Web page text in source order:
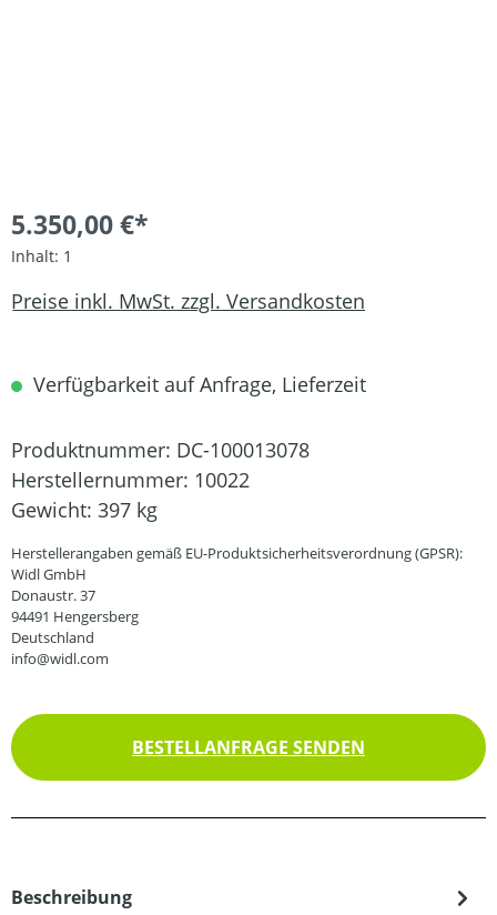
5.350,00 €*
Inhalt: 1
Preise inkl. MwSt. zzgl. Versandkosten
Verfügbarkeit auf Anfrage, Lieferzeit
Produktnummer: DC-100013078
Herstellernummer: 10022
Gewicht: 397 kg
Herstellerangaben gemäß EU-Produktsicherheitsverordnung (GPSR):
Widl GmbH
Donaustr. 37
94491 Hengersberg
Deutschland
info@widl.com
BESTELLANFRAGE SENDEN
Beschreibung